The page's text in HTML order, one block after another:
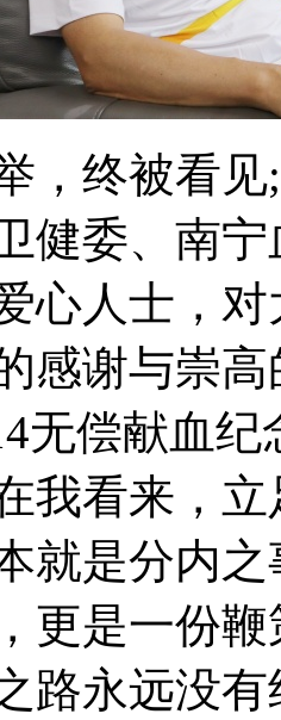
终被看见;
健委、南
心人士，
感谢与崇
无偿献血
我看来，
就是分内
更是一份
路永远没